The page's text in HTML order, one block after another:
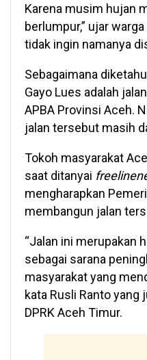
Karena musim hujan
berlumpur,” ujar
tidak ingin namanya
Sebagaimana
Gayo Lues adalah
APBA Provinsi Aceh.
jalan tersebut masih
Tokoh masyarakat
saat ditanyai
mengharapkan
membangun jalan
“Jalan ini merupakan
sebagai sarana
masyarakat yang
kata Rusli Ranto yang
DPRK Aceh Timur.